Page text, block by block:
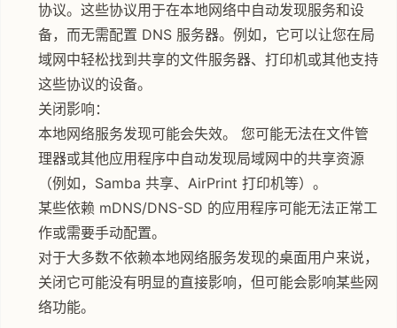
协议。这些协议用于在本地网络中自动发现服务和设
备，而无需配置 DNS 服务器。例如，它可以让您在局
域网中轻松找到共享的文件服务器、打印机或其他支持
这些协议的设备。
关闭影响：
本地网络服务发现可能会失效。 您可能无法在文件管
理器或其他应用程序中自动发现局域网中的共享资源
（例如，Samba 共享、AirPrint 打印机等）。
某些依赖 mDNS/DNS-SD 的应用程序可能无法正常工
作或需要手动配置。
对于大多数不依赖本地网络服务发现的桌面用户来说，
关闭它可能没有明显的直接影响，但可能会影响某些网
络功能。